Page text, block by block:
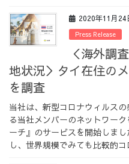
お問い合わせ
2020年11月24
Press Release
＜海外調
地状況＞タイ在住の
を調査
当社は、新型コロナウィルス
る当社メンバーのネットワー
ーチ』のサービスを開始しま
し、世界規模でみても比較的